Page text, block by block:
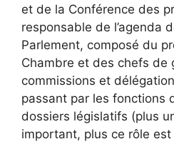
et de la Conférence des
responsable de l’agenda
Parlement, composé du
Chambre et des chefs de
commissions et
passant par les fonctions
dossiers législatifs (plus
important, plus ce rôle